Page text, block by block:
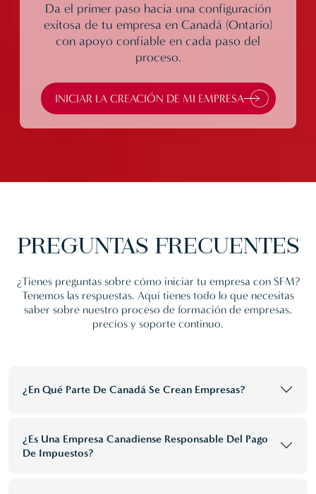
Da el primer paso hacia una configuración
exitosa de tu empresa en Canadá (Ontario)
con apoyo confiable en cada paso del
proceso.
INICIAR LA CREACIÓN DE MI EMPRESA
PREGUNTAS FRECUENTES
¿Tienes preguntas sobre cómo iniciar tu empresa con SFM?
Tenemos las respuestas. Aquí tienes todo lo que necesitas
saber sobre nuestro proceso de formación de empresas,
precios y soporte continuo.
¿En Qué Parte De Canadá Se Crean Empresas?
¿Es Una Empresa Canadiense Responsable Del Pago
De Impuestos?